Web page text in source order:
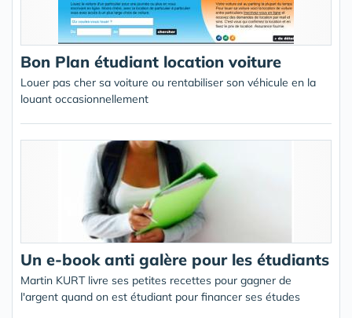
Bon Plan étudiant location voiture
Louer pas cher sa voiture ou rentabiliser son véhicule en la
louant occasionnellement
Un e-book anti galère pour les étudiants
Martin KURT livre ses petites recettes pour gagner de
l'argent quand on est étudiant pour financer ses études